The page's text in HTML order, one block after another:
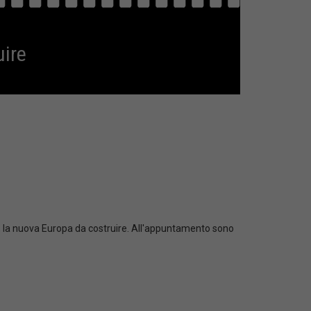
nuova Europa da costruire. All'appuntamento sono